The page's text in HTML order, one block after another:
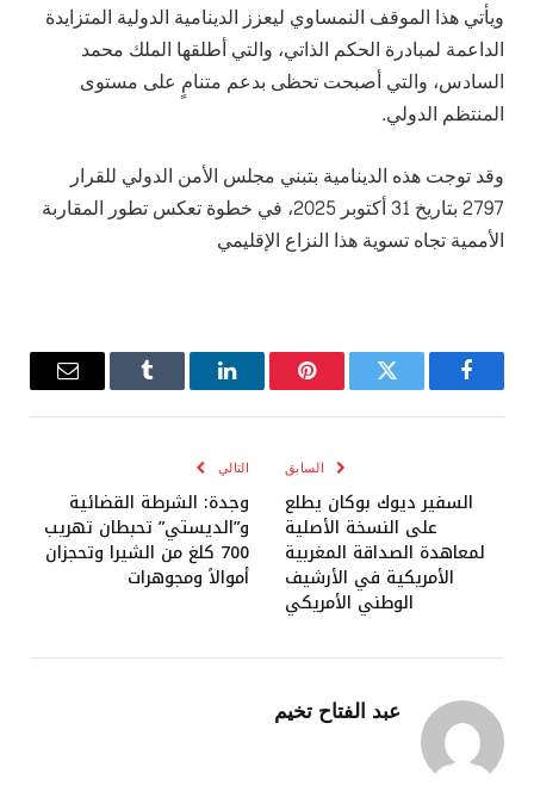
ويأتي هذا الموقف النمساوي ليعزز الدينامية الدولية المتزايدة
الداعمة لمبادرة الحكم الذاتي، والتي أطلقها الملك محمد
السادس، والتي أصبحت تحظى بدعم متنامٍ على مستوى
المنتظم الدولي.
وقد توجت هذه الدينامية بتبني مجلس الأمن الدولي للقرار
2797 بتاريخ 31 أكتوبر 2025، في خطوة تعكس تطور المقاربة
الأممية تجاه تسوية هذا النزاع الإقليمي
فيسبوك تويتر بينتيريستلينكدإن Tumblr
البريد
السابق
السفير ديوك بوكان يطلع
على النسخة الأصلية
لمعاهدة الصداقة المغربية
الأمريكية في الأرشيف
الوطني الأمريكي
التالي
وجدة: الشرطة القضائية
و”الديستي” تحبطان تهريب
700 كلغ من الشيرا وتحجزان
أموالاً ومجوهرات
عبد الفتاح تخيم